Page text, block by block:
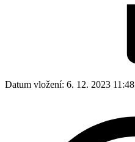
Datum vložení: 6. 12. 2023 11:48